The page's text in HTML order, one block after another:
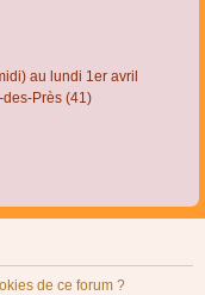
au lundi 1er avril
Près (41)
de ce forum ?